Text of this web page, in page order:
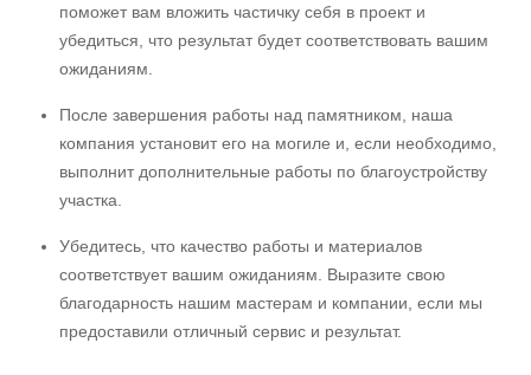
поможет вам вложить частичку себя в проект и
убедиться, что результат будет соответствовать вашим
ожиданиям.
После завершения работы над памятником, наша
компания установит его на могиле и, если необходимо,
выполнит дополнительные работы по благоустройству
участка.
Убедитесь, что качество работы и материалов
соответствует вашим ожиданиям. Выразите свою
благодарность нашим мастерам и компании, если мы
предоставили отличный сервис и результат.